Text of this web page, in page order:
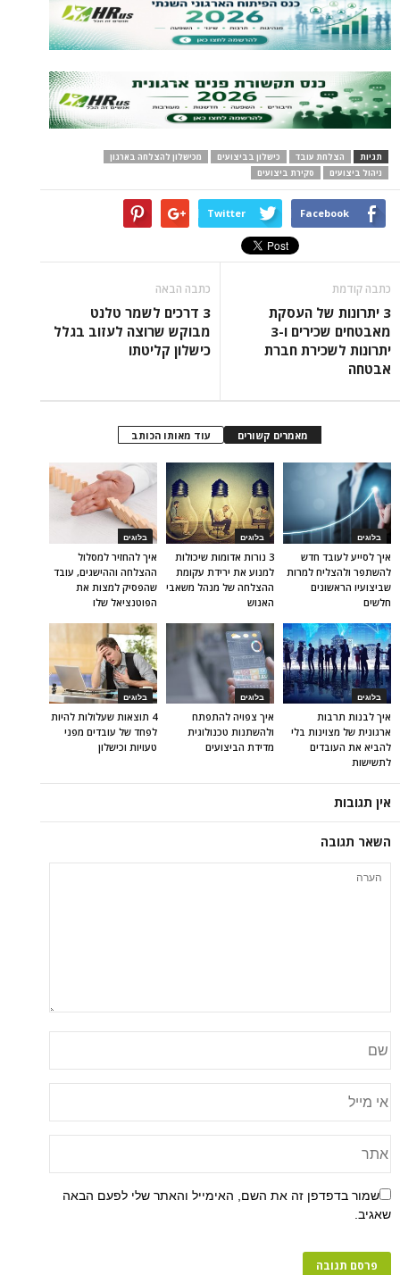
תגיות הצלחת עובד כישלון בביצועים
מכישלון להצלחה בארגון
ניהול ביצועים
סקירת ביצועים
Facebook
Twitter
כתבה קודמת
3 יתרונות של העסקת
מאבטחים שכירים ו-3
יתרונות לשכירת חברת
אבטחה
כתבה הבאה
3 דרכים לשמר טלנט
מבוקש שרוצה לעזוב בגלל
כישלון קליטתו
מאמרים קשורים עוד מאותו הכותב
בלוגים
איך להחזיר למסלול
ההצלחה וההישגים, עובד
שהפסיק למצות את
הפוטנציאל שלו
בלוגים
3 נורות אדומות שיכולות
למנוע את ירידת עקומת
ההצלחה של מנהל משאבי
האנוש
בלוגים
איך לסייע לעובד חדש
להשתפר ולהצליח למרות
שביצועיו הראשונים
חלשים
בלוגים
4 תוצאות שעלולות להיות
לפחד של עובדים מפני
טעויות וכישלון
בלוגים
איך צפויה להתפתח
ולהשתנות טכנולוגית
מדידת הביצועים
בלוגים
איך לבנות תרבות
ארגונית של מצוינות בלי
להביא את העובדים
לתשישות
אין תגובות
השאר תגובה
שמור בדפדפן זה את השם, האימייל והאתר שלי לפעם הבאה
שאגיב.